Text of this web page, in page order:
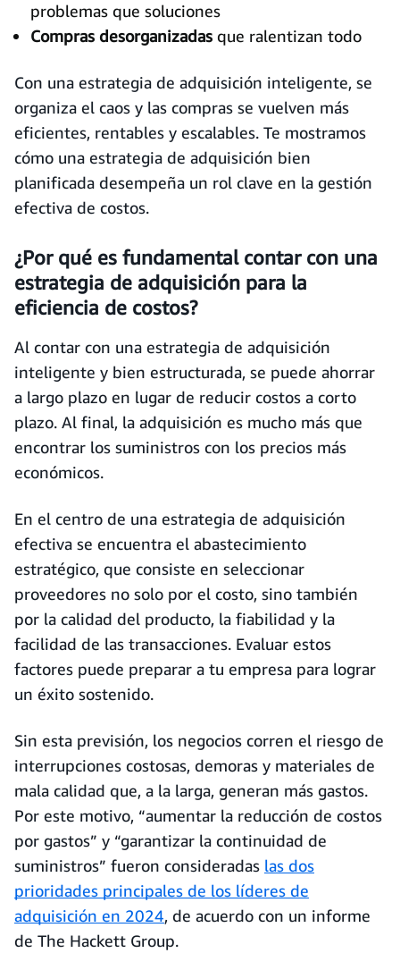
problemas que soluciones
Compras desorganizadas que ralentizan todo
Con una estrategia de adquisición inteligente, se
organiza el caos y las compras se vuelven más
eficientes, rentables y escalables. Te mostramos
cómo una estrategia de adquisición bien
planificada desempeña un rol clave en la gestión
efectiva de costos.
¿Por qué es fundamental contar con una
estrategia de adquisición para la
eficiencia de costos?
Al contar con una estrategia de adquisición
inteligente y bien estructurada, se puede ahorrar
a largo plazo en lugar de reducir costos a corto
plazo. Al final, la adquisición es mucho más que
encontrar los suministros con los precios más
económicos.
En el centro de una estrategia de adquisición
efectiva se encuentra el abastecimiento
estratégico, que consiste en seleccionar
proveedores no solo por el costo, sino también
por la calidad del producto, la fiabilidad y la
facilidad de las transacciones. Evaluar estos
factores puede preparar a tu empresa para lograr
un éxito sostenido.
Sin esta previsión, los negocios corren el riesgo de
interrupciones costosas, demoras y materiales de
mala calidad que, a la larga, generan más gastos.
Por este motivo, “aumentar la reducción de costos
por gastos” y “garantizar la continuidad de
suministros” fueron consideradas las dos
prioridades principales de los líderes de
adquisición en 2024, de acuerdo con un informe
de The Hackett Group.